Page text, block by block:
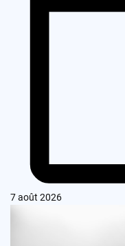
7 août 2026